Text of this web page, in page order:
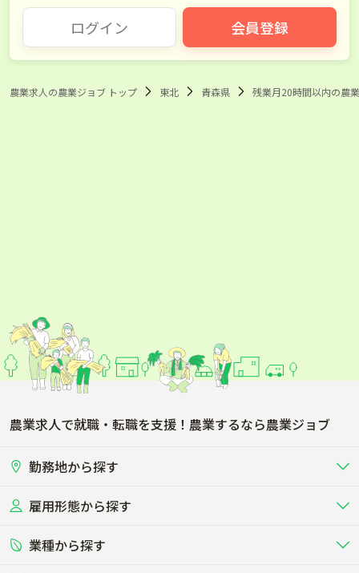
ログイン 会員登録
農業求人の農業ジョブ トップ 東北 青森県 残業月20時間以内の農
農業求人で就職・転職を支援！農業するなら農業ジョブ
勤務地から探す
北海道
関東
雇用形態から探す
正社員 バイト・アルバイト・パート
業種から探す